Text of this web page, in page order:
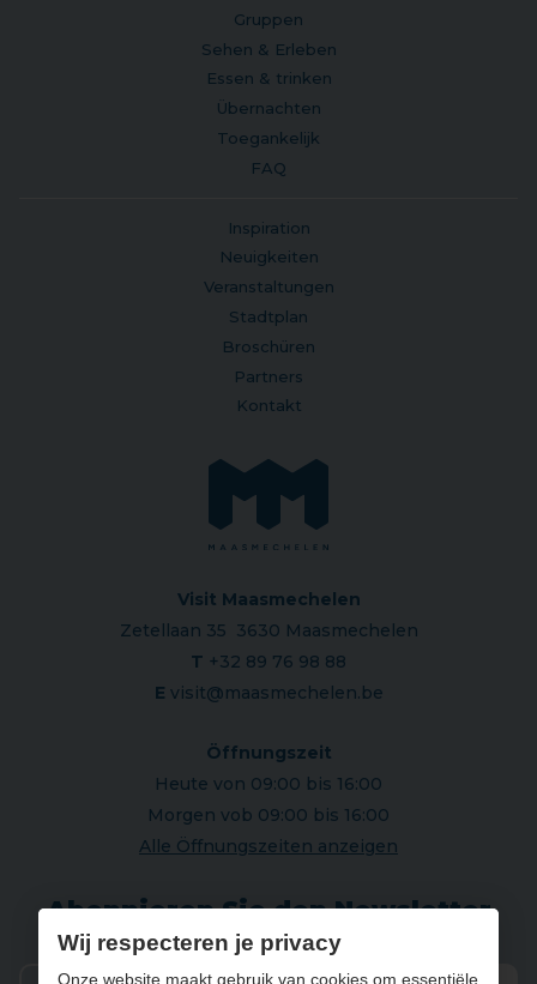
Gruppen
Sehen & Erleben
Essen & trinken
Übernachten
Toegankelijk
FAQ
Inspiration
Neuigkeiten
Veranstaltungen
Stadtplan
Broschüren
Partners
Kontakt
Visit Maasmechelen
Zetellaan 35 3630 Maasmechelen
T +32 89 76 98 88
E visit@maasmechelen.be
Öffnungszeit
Heute von 09:00 bis 16:00
Morgen vob 09:00 bis 16:00
Alle Öffnungszeiten anzeigen
Abonnieren Sie den Newsletter
Wij respecteren je privacy
Onze website maakt gebruik van cookies om essentiële